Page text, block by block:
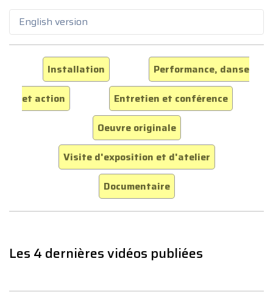
English version
Installation
Performance, danse
et action
Entretien et conférence
Oeuvre originale
Visite d'exposition et d'atelier
Documentaire
Les 4 dernières vidéos publiées